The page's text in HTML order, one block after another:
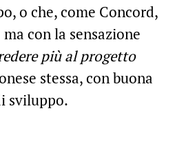
o che, come Concord,
con la sensazione
più al progetto
stessa, con buona
sviluppo.